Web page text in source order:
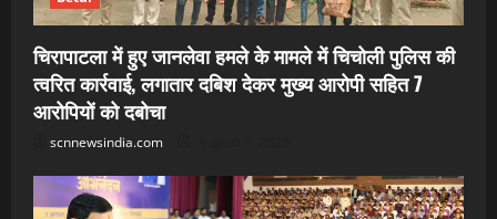
चिरापाटला में हुए जानलेवा हमले के मामले में चिचोली पुलिस की
त्वरित कार्रवाई, लगातार दबिश देकर मुख्य आरोपी सहित 7
आरोपियों को दबोचा
scnnewsindia.com